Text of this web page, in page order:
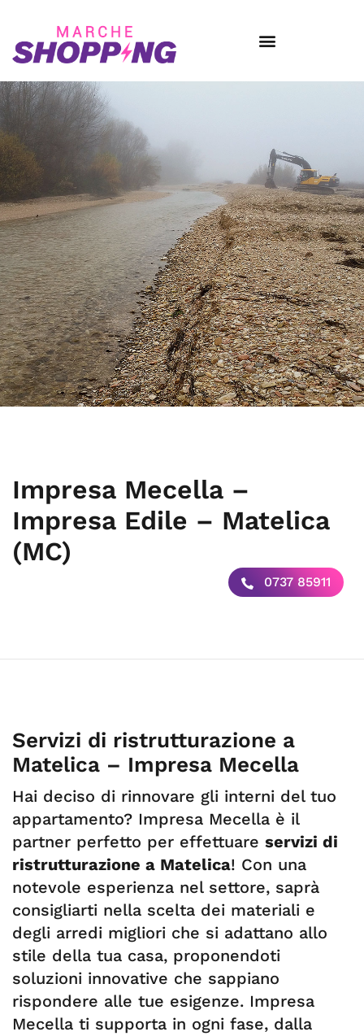
Impresa Mecella –
Impresa Edile – Matelica
(MC)
0737 85911
Servizi di ristrutturazione a
Matelica – Impresa Mecella
Hai deciso di rinnovare gli interni del tuo
appartamento? Impresa Mecella è il
partner perfetto per effettuare servizi di
ristrutturazione a Matelica! Con una
notevole esperienza nel settore, saprà
consigliarti nella scelta dei materiali e
degli arredi migliori che si adattano allo
stile della tua casa, proponendoti
soluzioni innovative che sappiano
rispondere alle tue esigenze. Impresa
Mecella ti supporta in ogni fase, dalla